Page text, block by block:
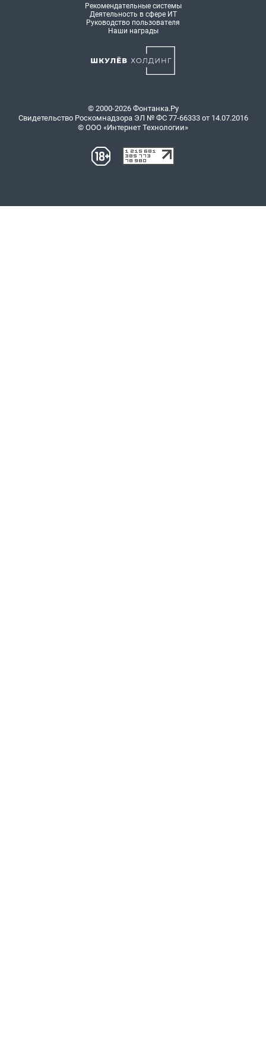
Рекомендательные системы
Деятельность в сфере ИТ
Руководство пользователя
Наши награды
© 2000-2026 Фонтанка.Ру
Свидетельство Роскомнадзора ЭЛ № ФС 77-66333 от 14.07.2016
© ООО «Интернет Технологии»